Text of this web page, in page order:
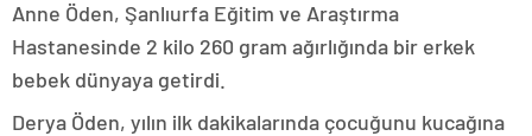
Anne Öden, Şanlıurfa Eğitim ve Araştırma
Hastanesinde 2 kilo 260 gram ağırlığında bir erkek
bebek dünyaya getirdi.
Derya Öden, yılın ilk dakikalarında çocuğunu kucağına